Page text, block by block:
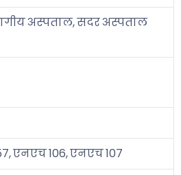
अस्पताल, सदर अस्पताल
एनएच 106, एनएच 107